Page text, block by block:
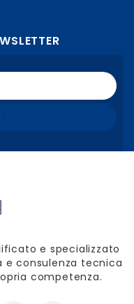
e specializzato
e consulenza tecnica
competenza.